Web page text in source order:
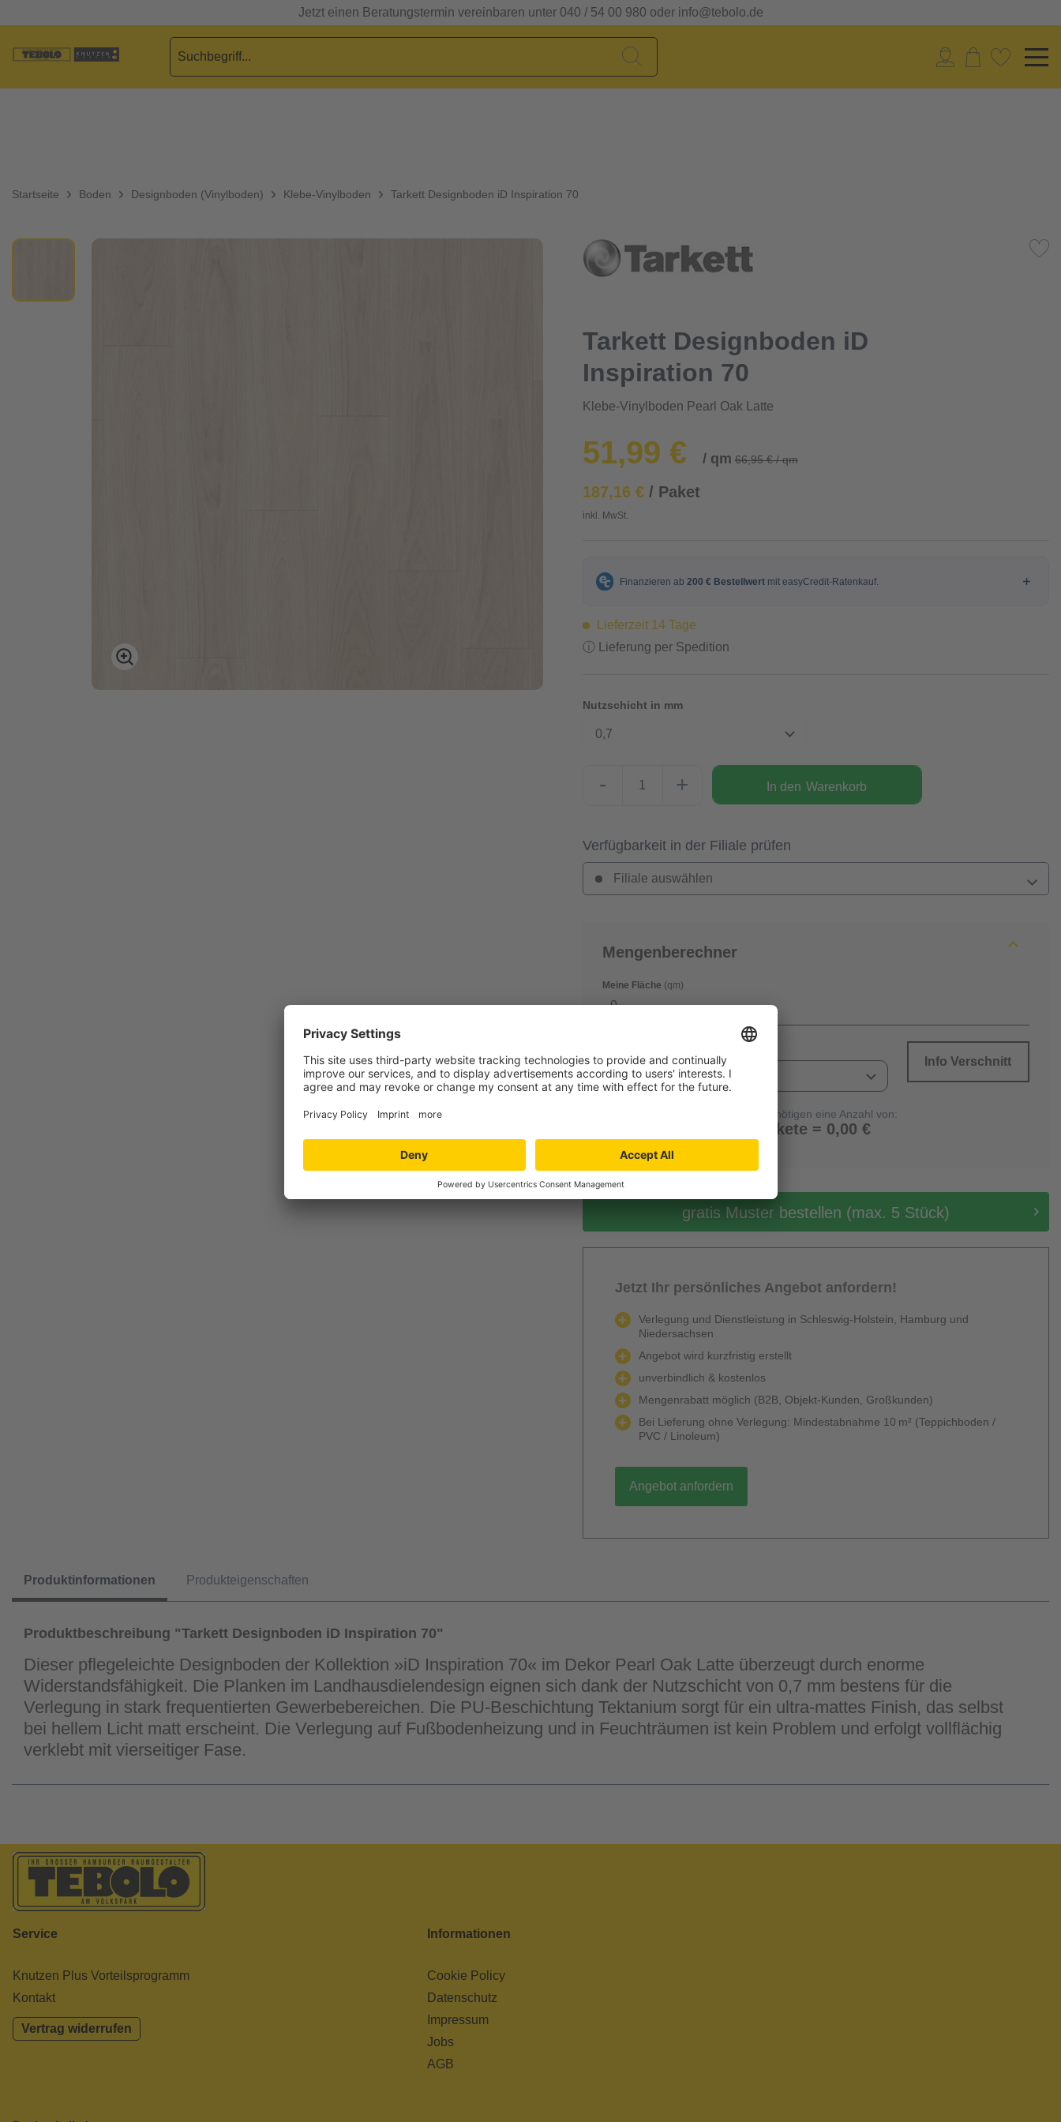
Jetzt einen Beratungstermin vereinbaren unter 040 / 54 00 980 oder info@tebolo.de
Startseite Boden Designboden (Vinylboden) Klebe-Vinylboden Tarkett Designboden iD Inspiration 70
Tarkett Designboden iD
Inspiration 70
Klebe-Vinylboden Pearl Oak Latte
51,99 € / qm 66,95 € / qm
187,16 €/ Paket
inkl. MwSt.
Lieferzeit 14 Tage
ⓘ Lieferung per Spedition
Nutzschicht in mm
0,7
- + In den Warenkorb
Verfügbarkeit in der Filiale prüfen
Filiale auswählen
Mengenberechner
Meine Fläche (qm)
0
Info Verschnitt
Sie benötigen eine Anzahl von:
0 Pakete = 0,00 €
gratis Muster bestellen (max. 5 Stück)
Jetzt Ihr persönliches Angebot anfordern!
Verlegung und Dienstleistung in Schleswig-Holstein, Hamburg und
Niedersachsen
Angebot wird kurzfristig erstellt
unverbindlich & kostenlos
Mengenrabatt möglich (B2B, Objekt-Kunden, Großkunden)
Bei Lieferung ohne Verlegung: Mindestabnahme 10 m² (Teppichboden /
PVC / Linoleum)
Angebot anfordern
Produktinformationen Produkteigenschaften
Produktbeschreibung "Tarkett Designboden iD Inspiration 70"
Dieser pflegeleichte Designboden der Kollektion »iD Inspiration 70« im Dekor Pearl Oak Latte überzeugt durch enorme
Widerstandsfähigkeit. Die Planken im Landhausdielendesign eignen sich dank der Nutzschicht von 0,7 mm bestens für die
Verlegung in stark frequentierten Gewerbebereichen. Die PU-Beschichtung Tektanium sorgt für ein ultra-mattes Finish, das selbst
bei hellem Licht matt erscheint. Die Verlegung auf Fußbodenheizung und in Feuchträumen ist kein Problem und erfolgt vollflächig
verklebt mit vierseitiger Fase.
Service
Knutzen Plus Vorteilsprogramm
Kontakt
Vertrag widerrufen
Informationen
Cookie Policy
Datenschutz
Impressum
Jobs
AGB